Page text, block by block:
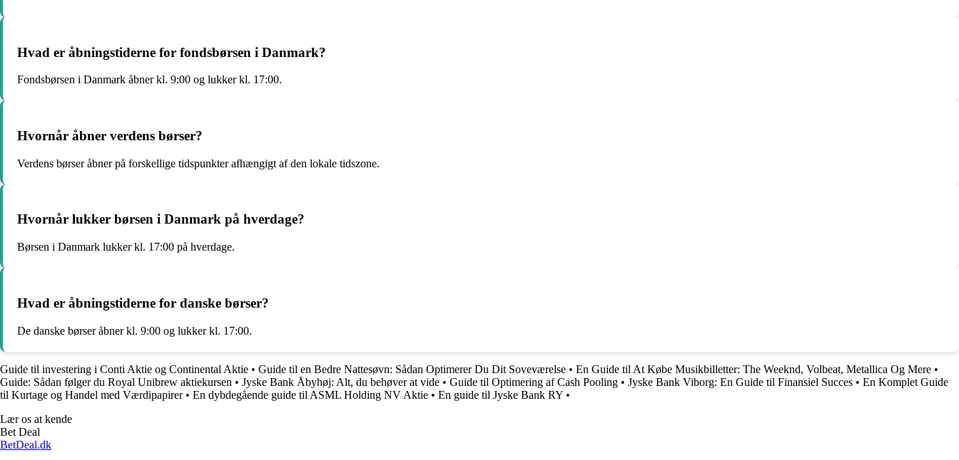
Hvad er åbningstiderne for fondsbørsen i Danmark?
Fondsbørsen i Danmark åbner kl. 9:00 og lukker kl. 17:00.
Hvornår åbner verdens børser?
Verdens børser åbner på forskellige tidspunkter afhængigt af den lokale tidszone.
Hvornår lukker børsen i Danmark på hverdage?
Børsen i Danmark lukker kl. 17:00 på hverdage.
Hvad er åbningstiderne for danske børser?
De danske børser åbner kl. 9:00 og lukker kl. 17:00.
Guide til investering i Conti Aktie og Continental Aktie • Guide til en Bedre Nattesøvn: Sådan Optimerer Du Dit Soveværelse • En Guide til At Købe Musikbilletter: The Weeknd, Volbeat, Metallica Og Mere •
Guide: Sådan følger du Royal Unibrew aktiekursen • Jyske Bank Åbyhøj: Alt, du behøver at vide • Guide til Optimering af Cash Pooling • Jyske Bank Viborg: En Guide til Finansiel Succes • En Komplet Guide
til Kurtage og Handel med Værdipapirer• En dybdegående guide til ASML Holding NV Aktie • En guide til Jyske Bank RY •
Lær os at kende
Bet Deal
BetDeal.dk